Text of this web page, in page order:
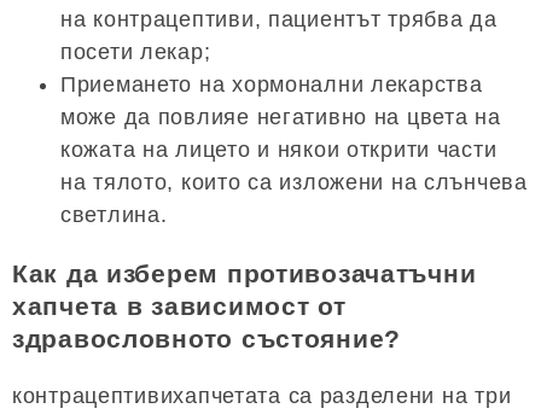
на контрацептиви, пациентът трябва да
посети лекар;
Приемането на хормонални лекарства
може да повлияе негативно на цвета на
кожата на лицето и някои открити части
на тялото, които са изложени на слънчева
светлина.
Как да изберем противозачатъчни
хапчета в зависимост от
здравословното състояние?
контрацептивихапчетата са разделени на три